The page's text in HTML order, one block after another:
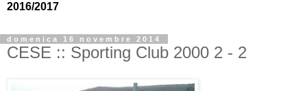
2016/2017
domenica 16 novembre 2014
CESE :: Sporting Club 2000 2 - 2